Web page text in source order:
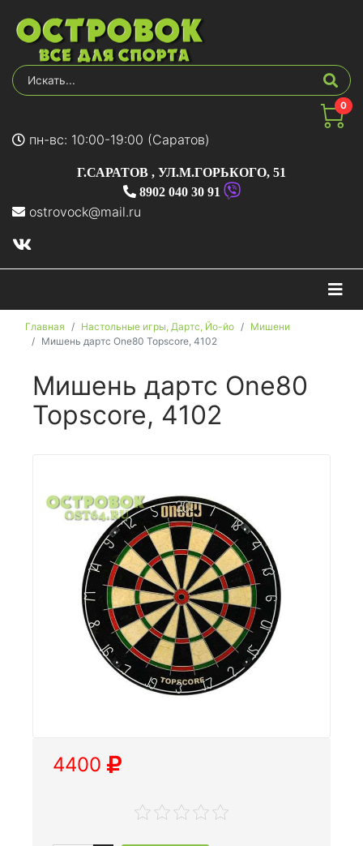
0
пн-вс: 10:00-19:00 (Саратов)
Г.САРАТОВ , УЛ.М.ГОРЬКОГО, 51
8902 040 30 91
ostrovock@mail.ru
Главная Настольные игры, Дартс, Йо-йо
Мишени
Мишень дартс One80 Topscore, 4102
Мишень дартс One80
Topscore, 4102
4400